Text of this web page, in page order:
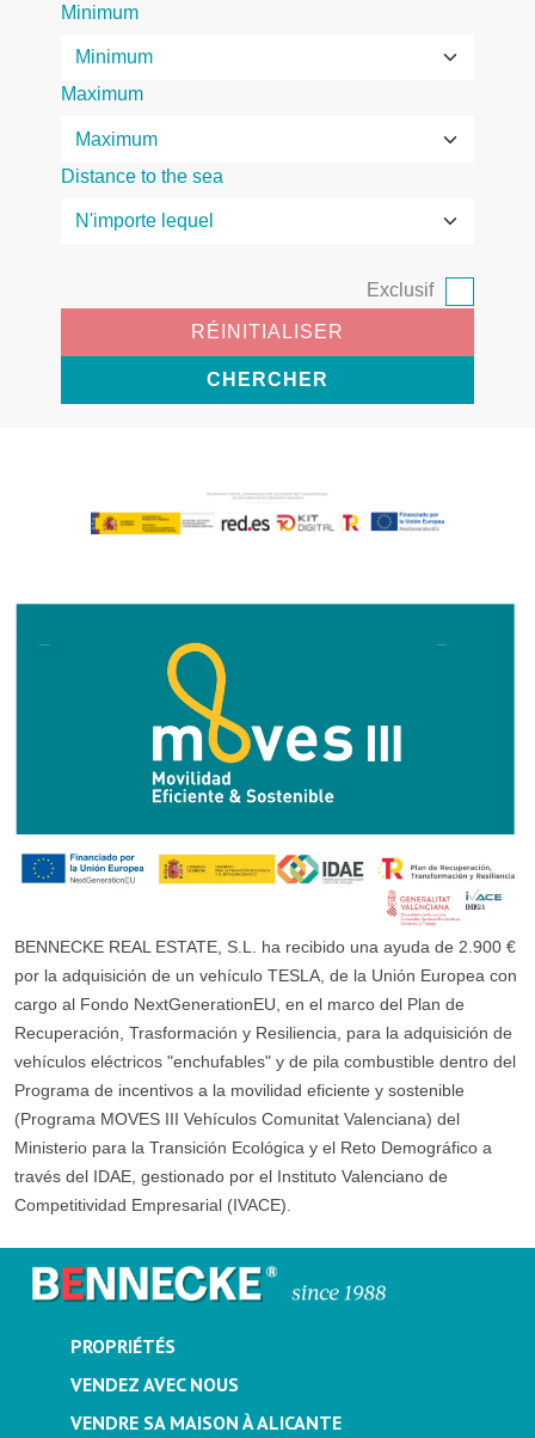
Minimum
Maximum
Distance to the sea
Exclusif
RÉINITIALISER
CHERCHER
BENNECKE REAL ESTATE, S.L. ha recibido una ayuda de 2.900 €
por la adquisición de un vehículo TESLA, de la Unión Europea con
cargo al Fondo NextGenerationEU, en el marco del Plan de
Recuperación, Trasformación y Resiliencia, para la adquisición de
vehículos eléctricos "enchufables" y de pila combustible dentro del
Programa de incentivos a la movilidad eficiente y sostenible
(Programa MOVES III Vehículos Comunitat Valenciana) del
Ministerio para la Transición Ecológica y el Reto Demográfico a
través del IDAE, gestionado por el Instituto Valenciano de
Competitividad Empresarial (IVACE).
PROPRIÉTÉS
VENDEZ AVEC NOUS
VENDRE SA MAISON À ALICANTE